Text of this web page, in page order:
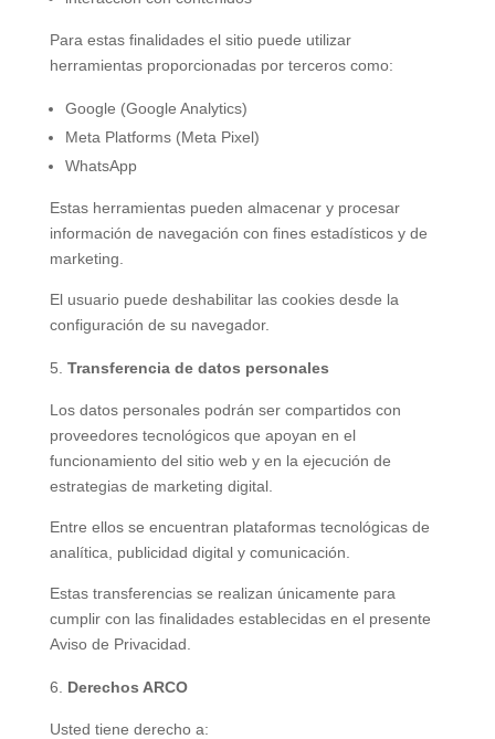
Para estas finalidades el sitio puede utilizar
herramientas proporcionadas por terceros como:
Google (Google Analytics)
Meta Platforms (Meta Pixel)
WhatsApp
Estas herramientas pueden almacenar y procesar
información de navegación con fines estadísticos y de
marketing.
El usuario puede deshabilitar las cookies desde la
configuración de su navegador.
Transferencia de datos personales
Los datos personales podrán ser compartidos con
proveedores tecnológicos que apoyan en el
funcionamiento del sitio web y en la ejecución de
estrategias de marketing digital.
Entre ellos se encuentran plataformas tecnológicas de
analítica, publicidad digital y comunicación.
Estas transferencias se realizan únicamente para
cumplir con las finalidades establecidas en el presente
Aviso de Privacidad.
Derechos ARCO
Usted tiene derecho a: